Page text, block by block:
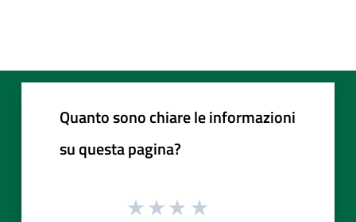
Quanto sono chiare le informazioni
su questa pagina?